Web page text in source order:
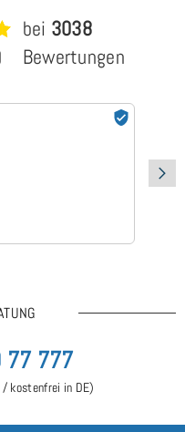
bei 3038
Bewertungen
77 777
kostenfrei in DE)